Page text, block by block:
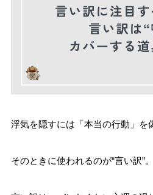
浮気を隠すには「本当の行動」を
そのときに使われるのが“言い訳”。